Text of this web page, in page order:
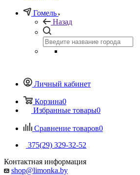
Гомель
Назад
Личный кабинет
Корзина0
Избранные товары0
Сравнение товаров0
375(29) 329-32-52
Контактная информация
shop@limonka.by